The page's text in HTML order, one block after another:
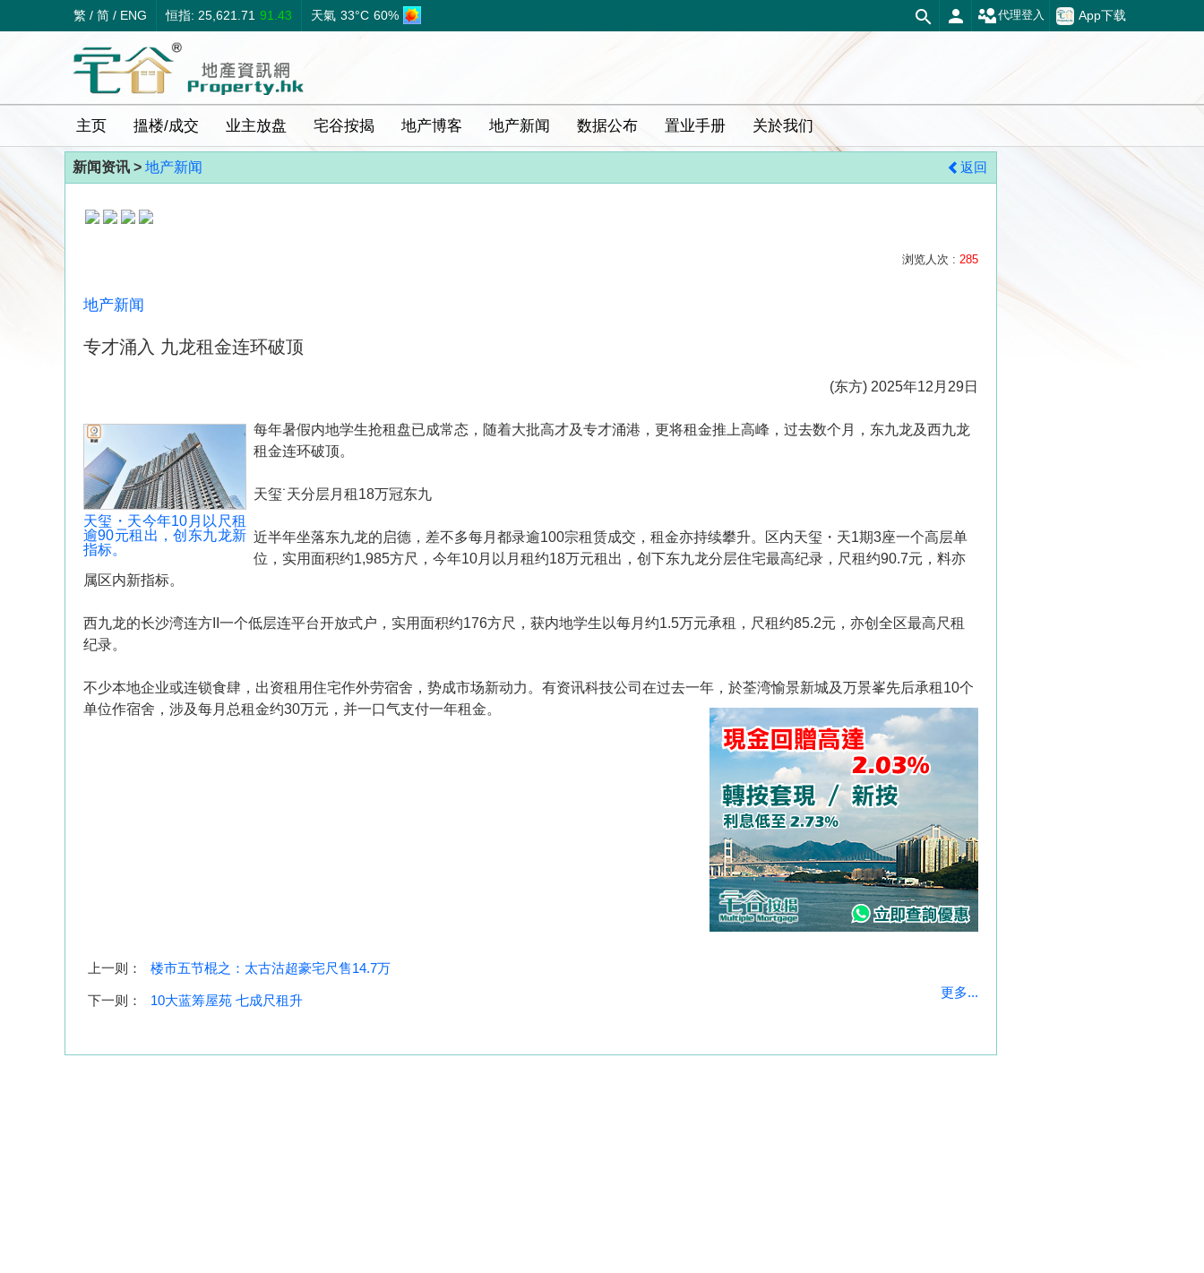
繁 / 简 / ENG 恒指: 25,621.71 91.43 天氣 33°C 60% App下载
代理登入
主页 搵楼/成交 业主放盘 宅谷按揭 地产博客 地产新闻 数据公布 置业手册 关於我们
新闻资讯 > 地产新闻 返回
浏览人次 : 285
地产新闻
专才涌入 九龙租金连环破顶
(东方) 2025年12月29日
天玺・天今年10月以尺租
逾90元租出，创东九龙新
指标。
每年暑假内地学生抢租盘已成常态，随着大批高才及专才涌港，更将租金推上高峰，过去数个月，东九龙及西九龙
租金连环破顶。
天玺˙天分层月租18万冠东九
近半年坐落东九龙的启德，差不多每月都录逾100宗租赁成交，租金亦持续攀升。区内天玺・天1期3座一个高层单
位，实用面积约1,985方尺，今年10月以月租约18万元租出，创下东九龙分层住宅最高纪录，尺租约90.7元，料亦
属区内新指标。
西九龙的长沙湾连方II一个低层连平台开放式户，实用面积约176方尺，获内地学生以每月约1.5万元承租，尺租约85.2元，亦创全区最高尺租
纪录。
不少本地企业或连锁食肆，出资租用住宅作外劳宿舍，势成市场新动力。有资讯科技公司在过去一年，於荃湾愉景新城及万景峯先后承租10个
单位作宿舍，涉及每月总租金约30万元，并一口气支付一年租金。
上一则： 楼市五节棍之：太古沽超豪宅尺售14.7万
下一则： 10大蓝筹屋苑 七成尺租升
更多...